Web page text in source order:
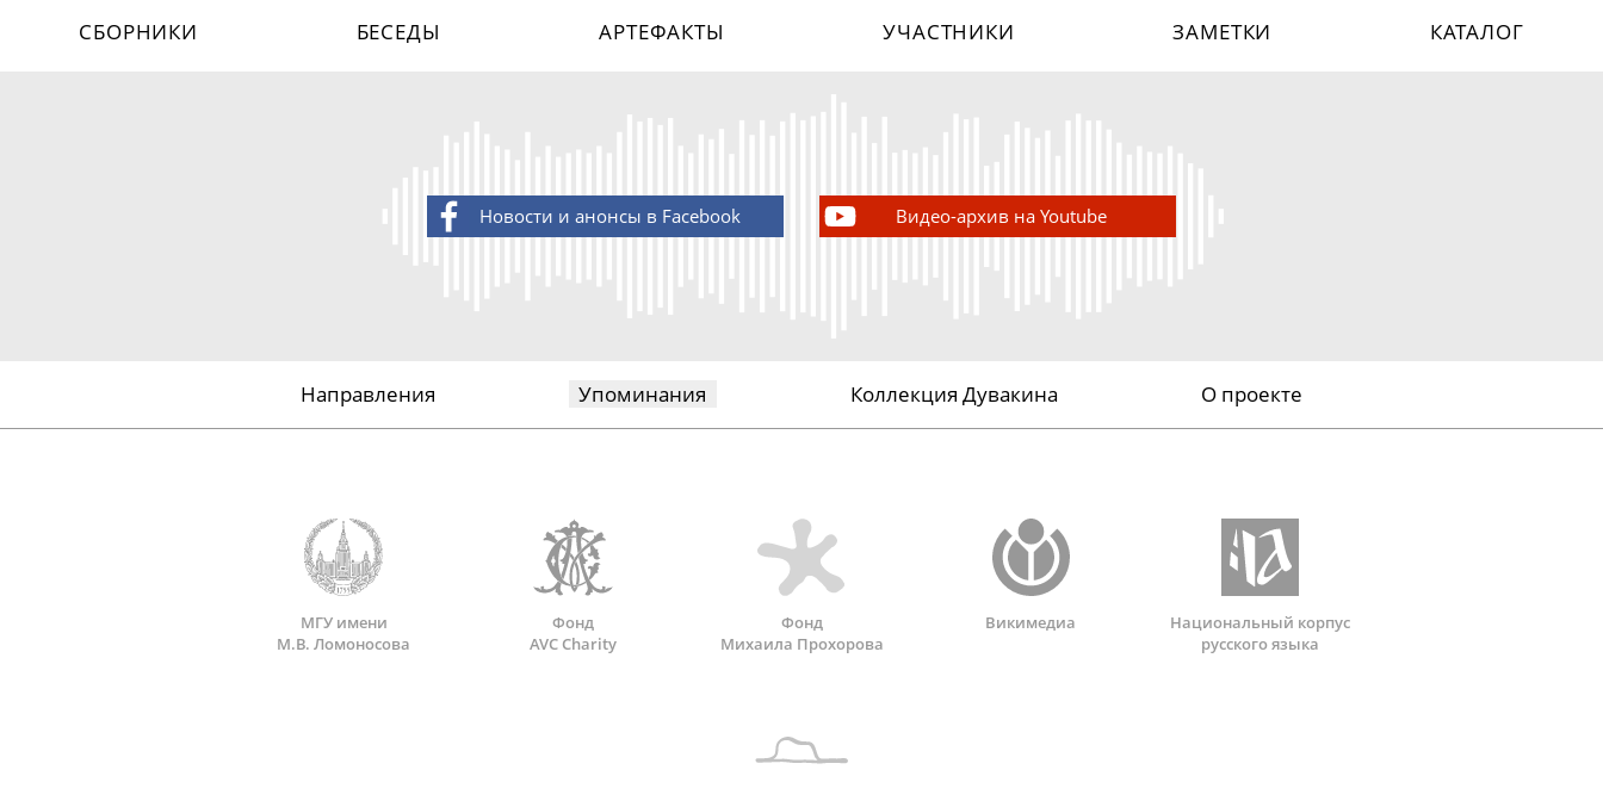
СБОРНИКИ БЕСЕДЫ АРТЕФАКТЫ УЧАСТНИКИ ЗАМЕТКИ КАТАЛОГ
Новости и анонсы в Facebook Видео-архив на Youtube
Направления Упоминания Коллекция Дувакина О проекте
МГУ имени
М.В. Ломоносова
Фонд
AVC Charity
Фонд
Михаила Прохорова
Викимедиа
Национальный корпус
русского языка